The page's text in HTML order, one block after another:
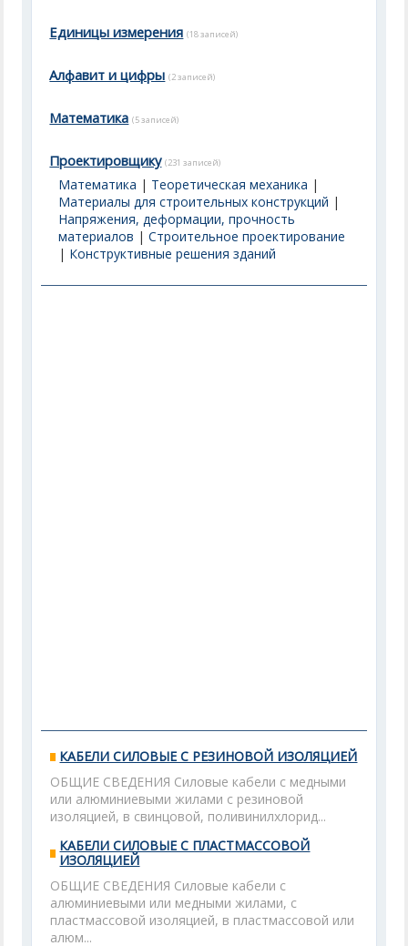
Единицы измерения (18 записей)
Алфавит и цифры (2 записей)
Математика (5 записей)
Проектировщику (231 записей)
Математика | Теоретическая механика |
Материалы для строительных конструкций |
Напряжения, деформации, прочность
материалов |Строительное проектирование
| Конструктивные решения зданий
КАБЕЛИ СИЛОВЫЕ С РЕЗИНОВОЙ ИЗОЛЯЦИЕЙ
ОБЩИЕ СВЕДЕНИЯ Силовые кабели с медными
или алюминиевыми жилами с резиновой
изоляцией, в свинцовой, поливинилхлорид...
КАБЕЛИ СИЛОВЫЕ С ПЛАСТМАССОВОЙ
ИЗОЛЯЦИЕЙ
ОБЩИЕ СВЕДЕНИЯ Силовые кабели с
алюминиевыми или медными жилами, с
пластмассовой изоляцией, в пластмассовой или
алюм...